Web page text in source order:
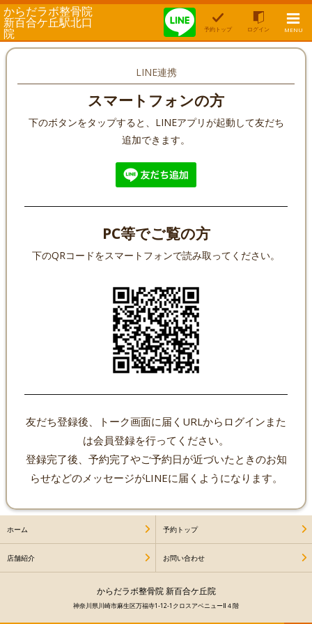
からだラボ整骨院
新百合ケ丘駅北口
院 予約トップ ログイン MENU
LINE連携
スマートフォンの方
下のボタンをタップすると、LINEアプリが起動して友だち
追加できます。
PC等でご覧の方
下のQRコードをスマートフォンで読み取ってください。
友だち登録後、トーク画面に届くURLからログインまた
は会員登録を行ってください。
登録完了後、予約完了やご予約日が近づいたときのお知
ホーム 予約トップ
店舗紹介 お問い合わせ
からだラボ整骨院 新百合ケ丘院
神奈川県川崎市麻生区万福寺1-12-1クロスアベニューⅡ４階